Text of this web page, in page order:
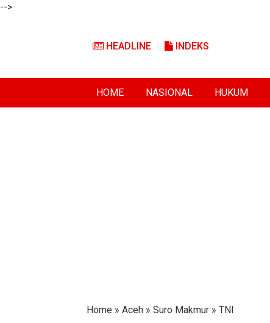
-->
HEADLINE INDEKS
HOME NASIONAL HUKUM
Home » Aceh » Suro Makmur » TNI